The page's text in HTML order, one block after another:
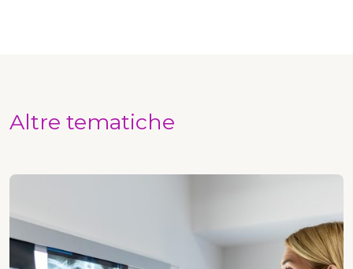
Altre tematiche
Radiologia e imaging